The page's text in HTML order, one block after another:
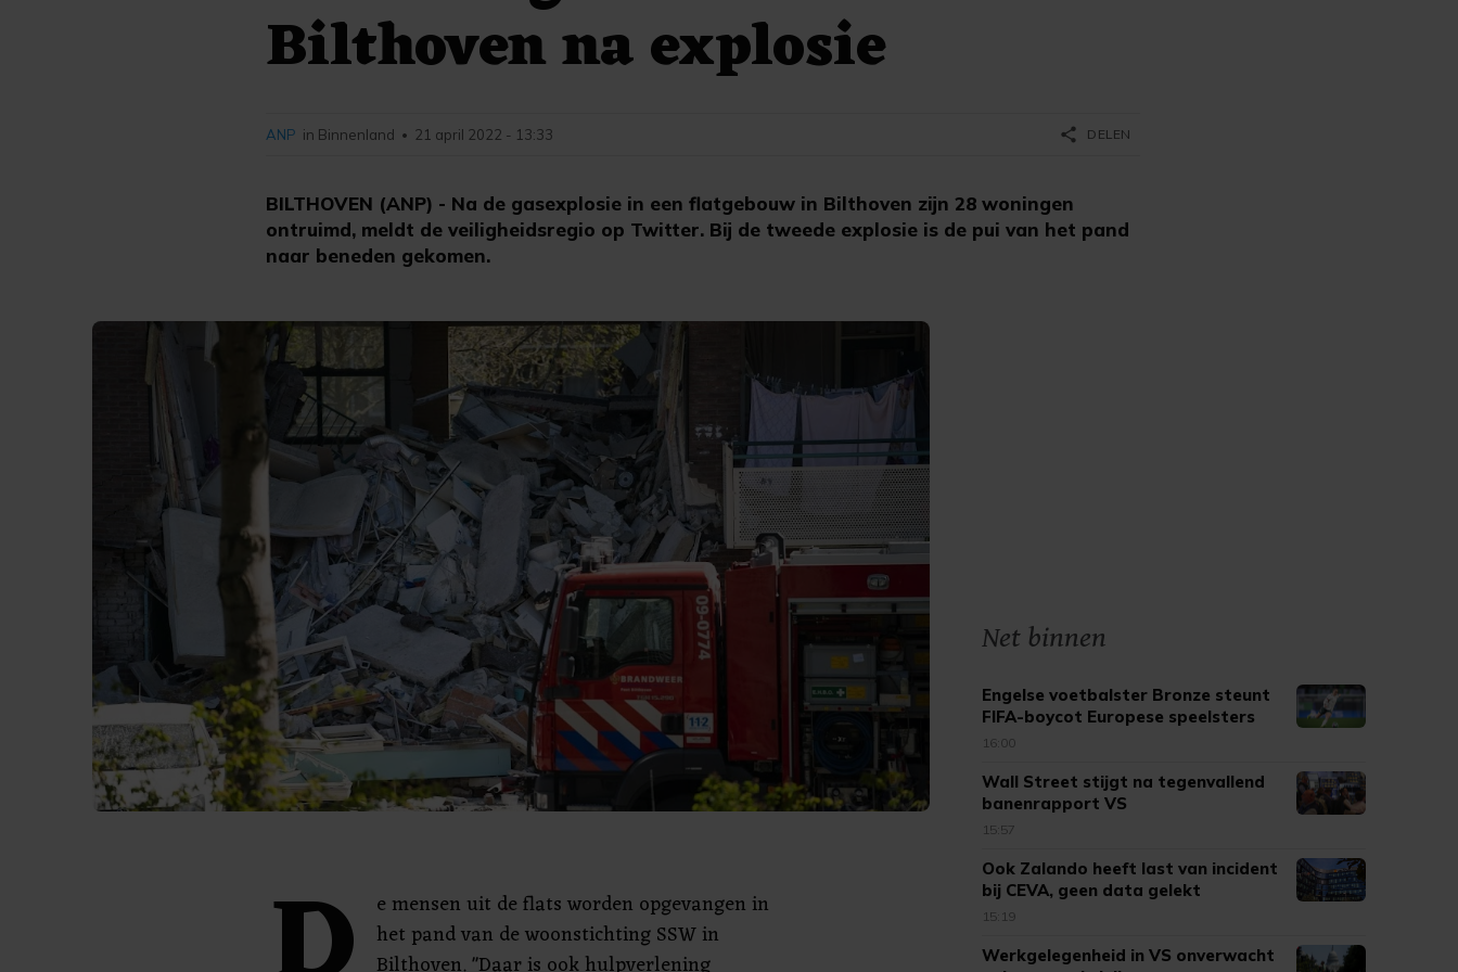
Bilthoven na explosie
BILTHOVEN (ANP) - Na de gasexplosie in een flatgebouw in Bilthoven zijn 28 woningen
ontruimd, meldt de veiligheidsregio op Twitter. Bij de tweede explosie is de pui van het pand
naar beneden gekomen.
ANP in Binnenland • 21 april 2022 - 13:33 share DELEN
e mensen uit de flats worden opgevangen in
het pand van de woonstichting SSW in
Net binnen
Engelse voetbalster Bronze steunt
FIFA-boycot Europese speelsters
16:00
Wall Street stijgt na tegenvallend
banenrapport VS
15:57
Ook Zalando heeft last van incident
bij CEVA, geen data gelekt
15:19
Werkgelegenheid in VS onverwacht